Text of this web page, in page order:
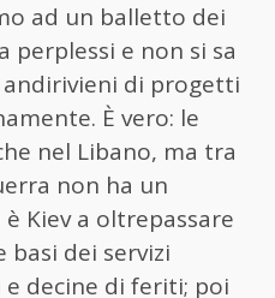
ad un balletto dei
perplessi e non si sa
di progetti
È vero: le
nel Libano, ma tra
non ha un
Kiev a oltrepassare
basi dei servizi
decine di feriti; poi